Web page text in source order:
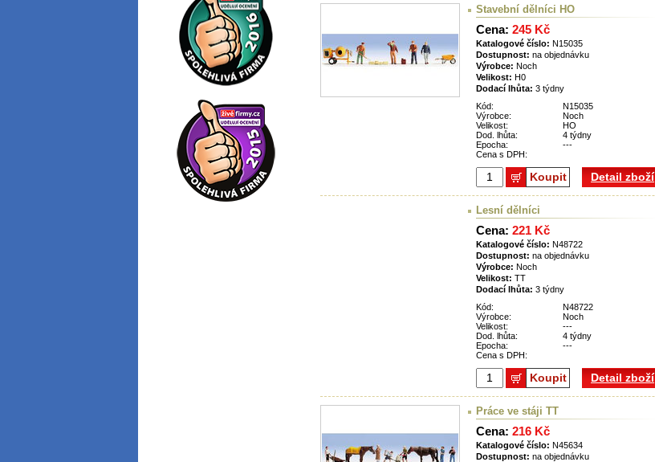
Stavební dělníci HO
Cena: 245 Kč
Katalogové číslo: N15035
Dostupnost: na objednávku
Výrobce: Noch
Velikost: H0
Dodací lhůta: 3 týdny
Kód:
N15035
Výrobce:
Noch
Velikost:
HO
Dod. lhůta:
4 týdny
Epocha:
---
Cena s DPH:
Koupit Detail zboží
Lesní dělníci
Cena: 221 Kč
Katalogové číslo: N48722
Dostupnost: na objednávku
Výrobce: Noch
Velikost: TT
Dodací lhůta: 3 týdny
Kód:
N48722
Výrobce:
Noch
Velikost:
---
Dod. lhůta:
4 týdny
Epocha:
---
Cena s DPH:
Koupit Detail zboží
Práce ve stáji TT
Cena: 216 Kč
Katalogové číslo: N45634
Dostupnost: na objednávku